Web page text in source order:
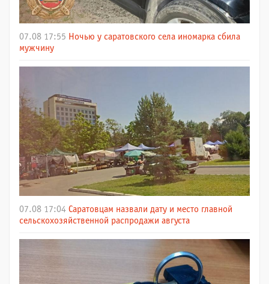
07.08 17:55 Ночью у саратовского села иномарка сбила
мужчину
07.08 17:04 Саратовцам назвали дату и место главной
сельскохозяйственной распродажи августа